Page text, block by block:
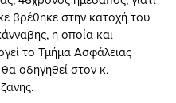
βρέθηκε στην κατοχή του
η οποία και
το Τμήμα Ασφάλειας
οδηγηθεί στον κ.